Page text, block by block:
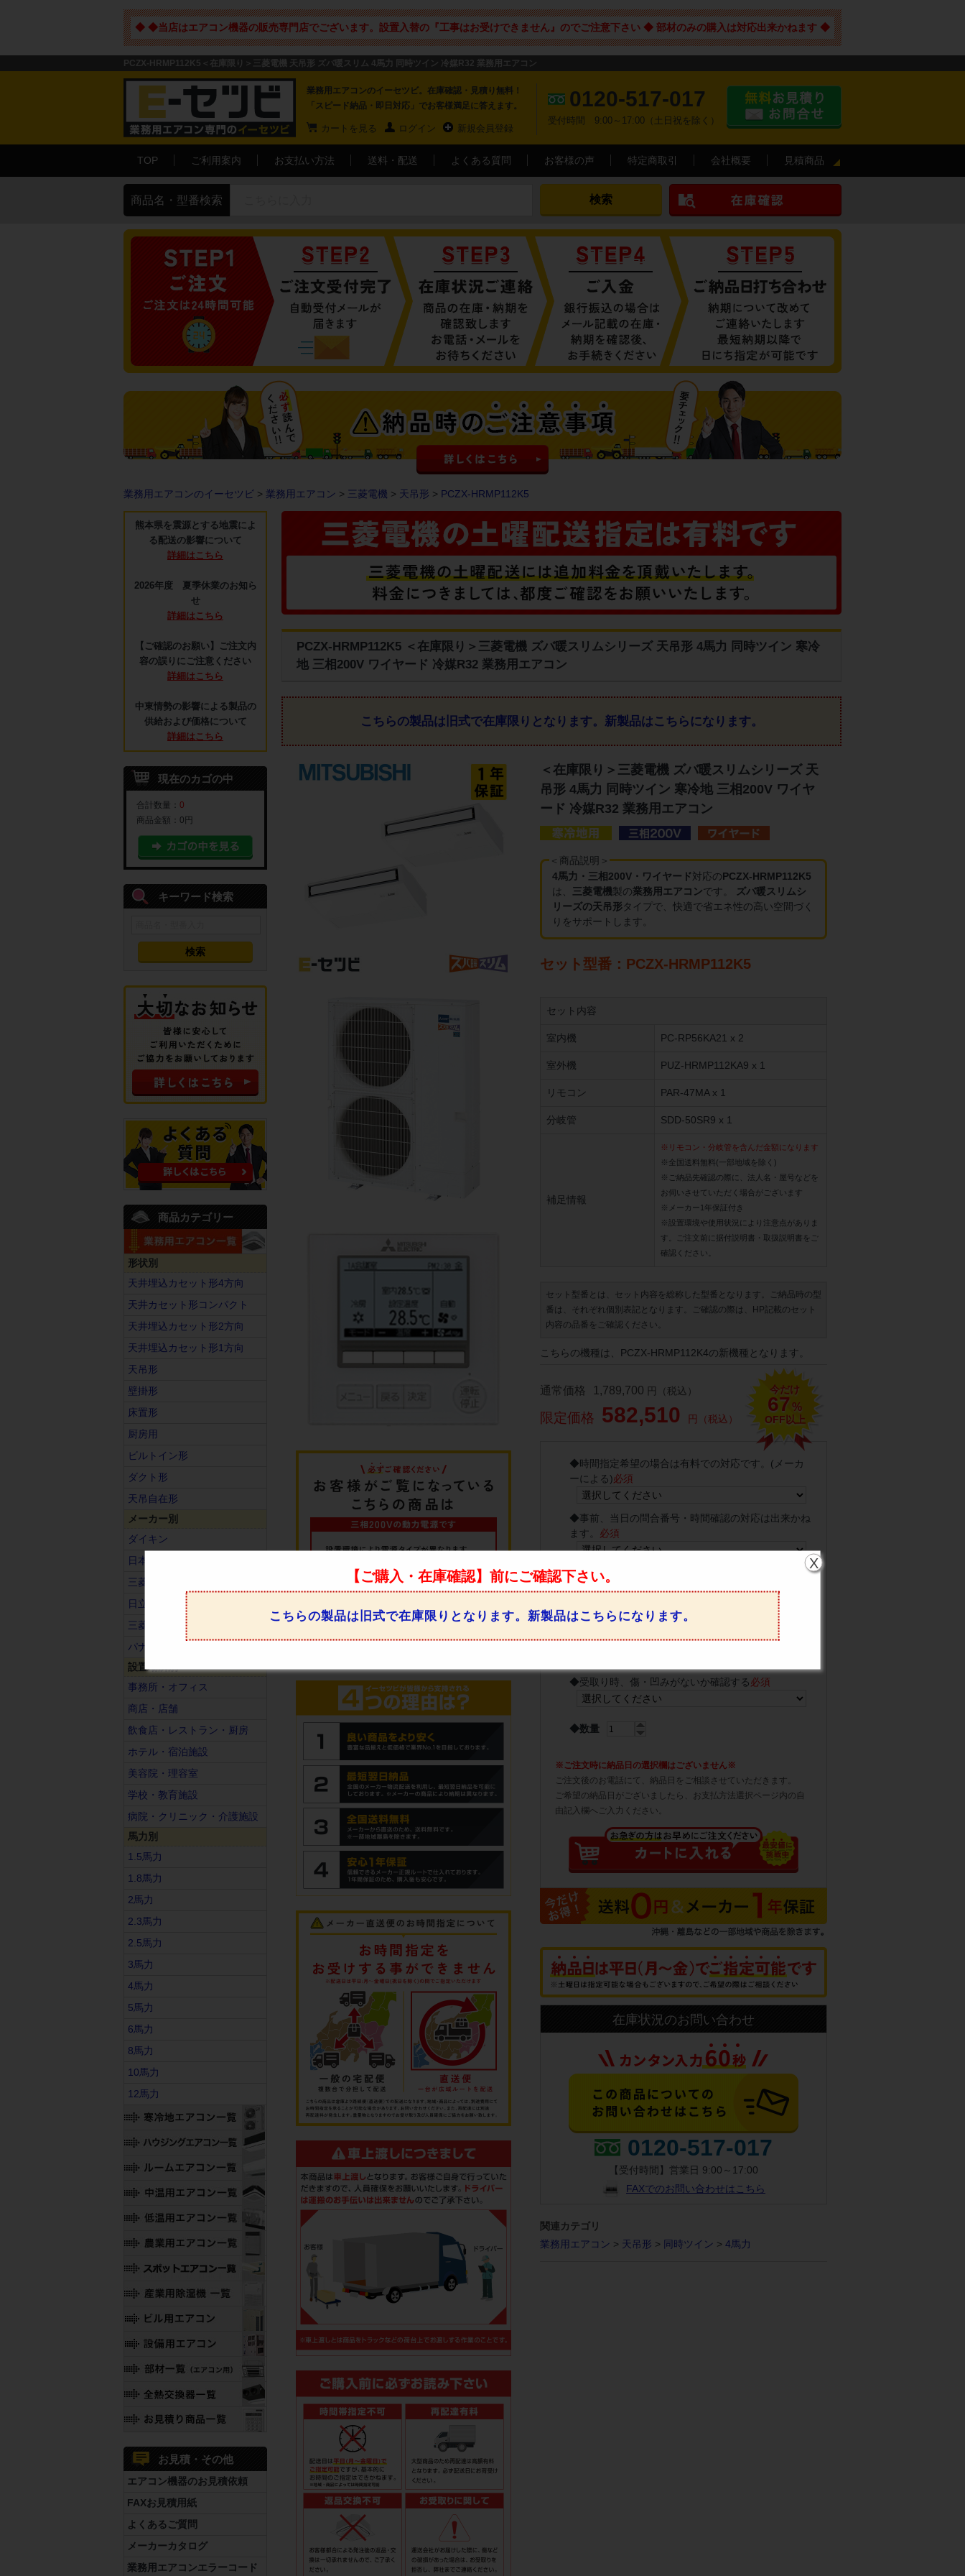
◆ ◆当店はエアコン機器の販売専門店でございます。設置入替の『工事はお受けできません』のでご注意下さい ◆ 部材のみの購入は対応出来かねます ◆
PCZX-HRMP112K5＜在庫限り＞三菱電機 天吊形 ズバ暖スリム 4馬力 同時ツイン 冷媒R32 業務用エアコン
業務用エアコンのイーセツビ。在庫確認・見積り無料！
「スピード納品・即日対応」でお客様満足に答えます。
カートを見る ログイン 新規会員登録
0120-517-017
受付時間 9:00～17:00（土日祝を除く）
TOP ご利用案内 お支払い方法 送料・配送 よくある質問 お客様の声 特定商取引 会社概要 見積商品
商品名・型番検索
業務用エアコンのイーセツビ > 業務用エアコン > 三菱電機 > 天吊形 > PCZX-HRMP112K5
PCZX-HRMP112K5 ＜在庫限り＞三菱電機 ズバ暖スリムシリーズ 天吊形 4馬力 同時ツイン 寒冷
地 三相200V ワイヤード 冷媒R32 業務用エアコン
こちらの製品は旧式で在庫限りとなります。 新製品はこちらになります。
＜在庫限り＞三菱電機 ズバ暖スリムシリーズ 天
吊形 4馬力 同時ツイン 寒冷地 三相200V ワイヤ
ード 冷媒R32 業務用エアコン
＜商品説明＞
4馬力・三相200V・ワイヤード対応のPCZX-HRMP112K5
は、 三菱電機製の業務用エアコンです。
ズバ暖スリムシ
リーズの天吊形タイプで、快適で省エネ性の高い空間づく
りをサポートします。
セット型番：PCZX-HRMP112K5
セット内容
室内機 PC-RP56KA21 x 2
室外機 PUZ-HRMP112KA9 x 1
リモコン PAR-47MA x 1
分岐管 SDD-50SR9 x 1
補足情報
※リモコン・分岐管を含んだ金額になります
※全国送料無料(一部地域を除く)
※ご納品先確認の際に、法人名・屋号などを
お伺いさせていただく場合がございます
※メーカー1年保証付き
※設置環境や使用状況により注意点がありま
す。ご注文前に据付説明書・取扱説明書をご
確認ください。
セット型番とは、セット内容を総称した型番となります。ご納品時の型
番は、それぞれ個別表記となります。ご確認の際は、HP記載のセット
内容の品番をご確認ください。
こちらの機種は、PCZX-HRMP112K4の新機種となります。
通常価格 1,789,700 円（税込）
限定価格 582,510 円（税込）
今だけ
67 %
OFF以上
◆時間指定希望の場合は有料での対応です。(メーカ
ーによる)必須
◆事前、当日の問合番号・時間確認の対応は出来かね
ます。 必須
◆4トントラックでの配送、荷台上での商品お引き渡
しです。必須
配達時ご不在の場合は持ち戻り・再配達料をご請求
します。必須
◆受取り時、傷・凹みがないか確認する必須
◆数量
※ご注文時に納品日の選択欄はございません※
ご注文後のお電話にて、納品日をご相談させていただきます。
ご希望の納品日がございましたら、お支払方法選択ページ内の自
由記入欄へご入力ください。
在庫状況のお問い合わせ
0120-517-017
【受付時間】営業日 9:00～17:00
FAXでのお問い合わせはこちら
関連カテゴリ
業務用エアコン > 天吊形 > 同時ツイン > 4馬力
【ご購入・在庫確認】前にご確認下さい。
こちらの製品は旧式で在庫限りとなります。新製品はこちらになります。
X
熊本県を震源とする地震によ
る配送の影響について
詳細はこちら
2026年度 夏季休業のお知ら
せ
詳細はこちら
【ご確認のお願い】ご注文内
容の誤りにご注意ください
詳細はこちら
中東情勢の影響による製品の
供給および価格について
詳細はこちら
現在のカゴの中
合計数量： 0
商品金額： 0円
キーワード検索
商品カテゴリー
形状別
天井埋込カセット形4方向
天井カセット形コンパクト
天井埋込カセット形2方向
天井埋込カセット形1方向
天吊形
壁掛形
床置形
厨房用
ビルトイン形
ダクト形
天吊自在形
メーカー別
ダイキン
日本キヤリア（旧東芝）
三菱電機
日立
三菱重工
パナソニック
設置場所別
事務所・オフィス
商店・店舗
飲食店・レストラン・厨房
ホテル・宿泊施設
美容院・理容室
学校・教育施設
病院・クリニック・介護施設
馬力別
1.5馬力
1.8馬力
2馬力
2.3馬力
2.5馬力
3馬力
4馬力
5馬力
6馬力
8馬力
10馬力
12馬力
お見積・その他
エアコン機器のお見積依頼
FAXお見積用紙
よくあるご質問
メーカーカタログ
業務用エアコンエラーコード